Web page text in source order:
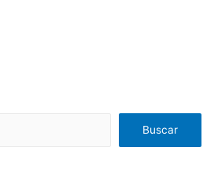
Buscar